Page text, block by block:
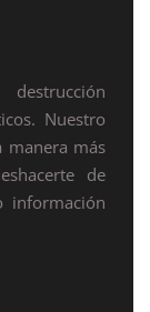
Nuestro
manera más
de
información